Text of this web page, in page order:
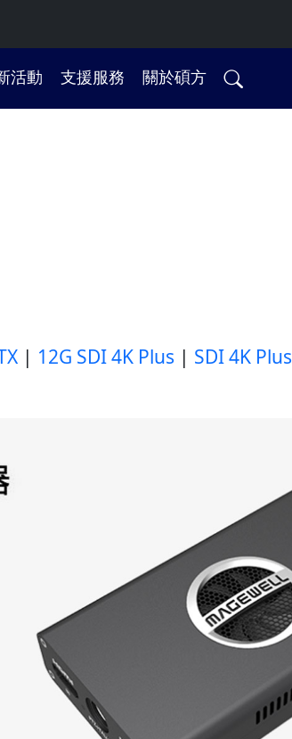
活動 支援服務 關於碩方
| 12G SDI 4K Plus | SDI 4K Plus